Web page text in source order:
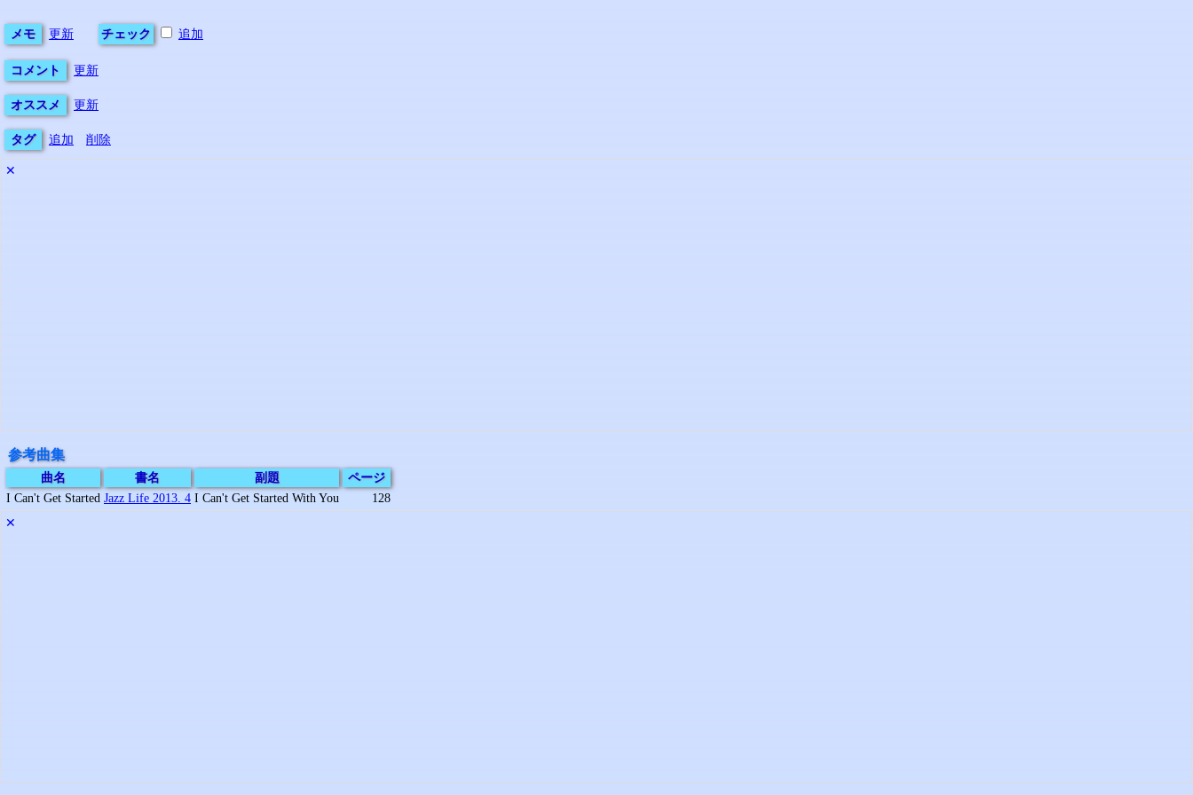
メモ 更新 チェック 追加
コメント 更新
オススメ 更新
タグ 追加 削除
✕
参考曲集
曲名 書名 副題
ページ
I Can't Get Started Jazz Life 2013. 4 I Can't Get Started With You
128
✕